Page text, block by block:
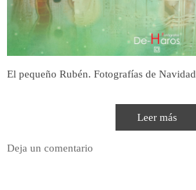
El pequeño Rubén. Fotografías de Navidad
Leer más
Deja un comentario